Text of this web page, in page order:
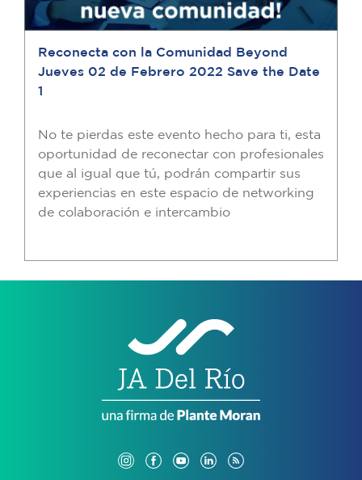
Reconecta con la Comunidad Beyond
Jueves 02 de Febrero 2022 Save the Date
1
No te pierdas este evento hecho para ti, esta
oportunidad de reconectar con profesionales
que al igual que tú, podrán compartir sus
experiencias en este espacio de networking
de colaboración e intercambio